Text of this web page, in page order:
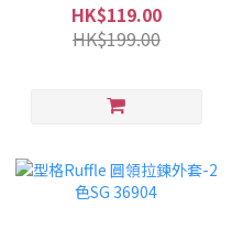
HK$119.00
HK$199.00